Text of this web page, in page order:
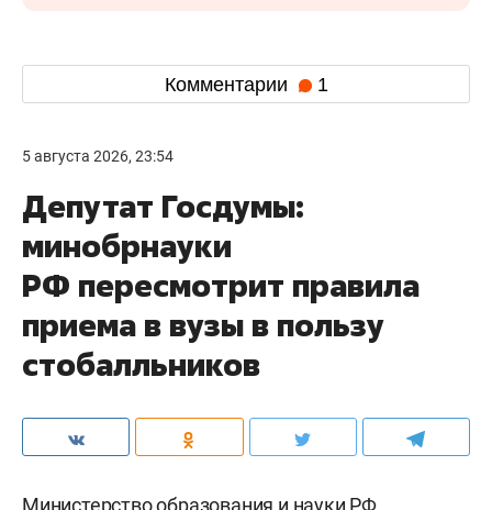
Комментарии 1
5 августа 2026, 23:54
Депутат Госдумы:
минобрнауки
РФ пересмотрит правила
приема в вузы в пользу
стобалльников
Министерство образования и науки РФ